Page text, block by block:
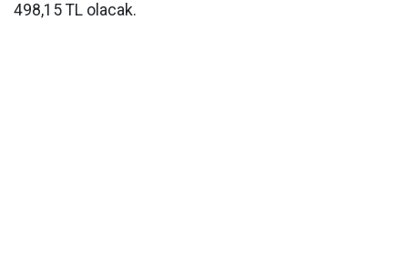
498,15 TL olacak.